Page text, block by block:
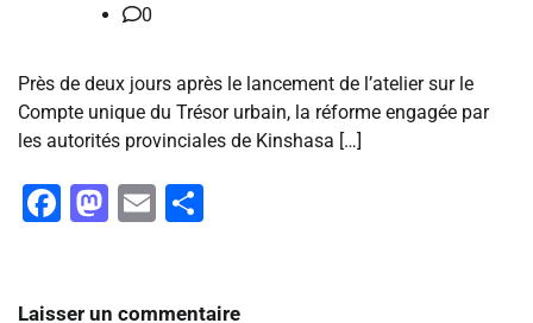
0
Près de deux jours après le lancement de l’atelier sur le
Compte unique du Trésor urbain, la réforme engagée par
les autorités provinciales de Kinshasa […]
Facebook
Mastodon
Email
Laisser un commentaire